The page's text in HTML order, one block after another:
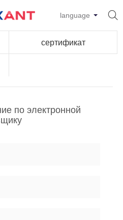

language
сертификат
по электронной